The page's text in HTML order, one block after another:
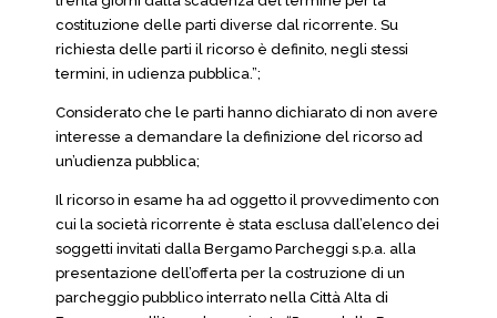
costituzione delle parti diverse dal ricorrente. Su
richiesta delle parti il ricorso è definito, negli stessi
termini, in udienza pubblica.”;
Considerato che le parti hanno dichiarato di non avere
interesse a demandare la definizione del ricorso ad
un’udienza pubblica;
Il ricorso in esame ha ad oggetto il provvedimento con
cui la società ricorrente è stata esclusa dall’elenco dei
soggetti invitati dalla Bergamo Parcheggi s.p.a. alla
presentazione dell’offerta per la costruzione di un
parcheggio pubblico interrato nella Città Alta di